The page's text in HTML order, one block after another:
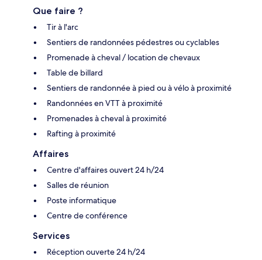
Que faire ?
Tir à l'arc
Sentiers de randonnées pédestres ou cyclables
Promenade à cheval / location de chevaux
Table de billard
Sentiers de randonnée à pied ou à vélo à proximité
Randonnées en VTT à proximité
Promenades à cheval à proximité
Rafting à proximité
Affaires
Centre d'affaires ouvert 24 h/24
Salles de réunion
Poste informatique
Centre de conférence
Services
Réception ouverte 24 h/24